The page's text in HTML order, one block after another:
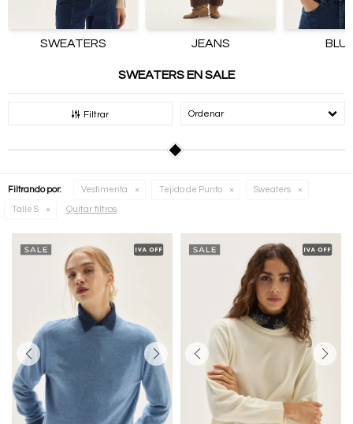
SWEATERS JEANS
SWEATERS EN SALE
Filtrar Recomendados
Filtrando por: Vestimenta Tejido de Punto Sweaters
Talle S Quitar filtros